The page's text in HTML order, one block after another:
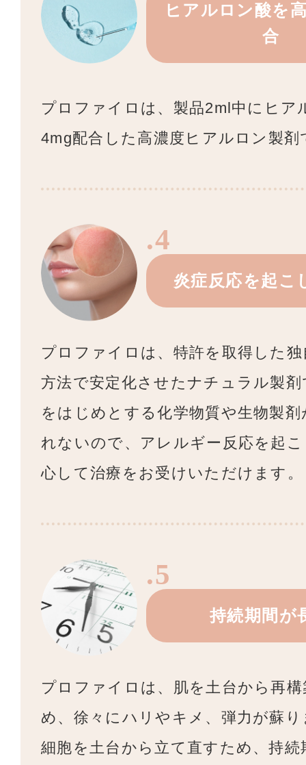
ヒアルロン酸を
合
プロファイロは、製品2ml中にヒア
4mg配合した高濃度ヒアルロン製剤
.4
炎症反応を起こ
プロファイロは、特許を取得した
方法で安定化させたナチュラル製剤
をはじめとする化学物質や生物製
れないので、アレルギー反応を起
心して治療をお受けいただけます。
.5
持続期間が
プロファイロは、肌を土台から再
め、徐々にハリやキメ、弾力が蘇
細胞を土台から立て直すため、持続